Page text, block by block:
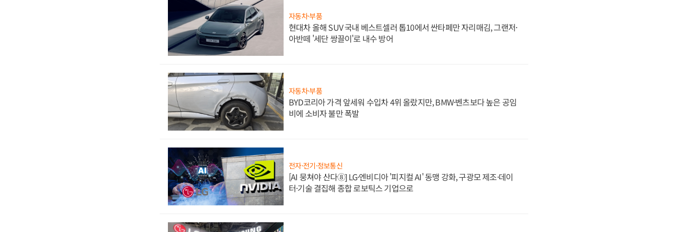
자동차·부품
현대차 올해 SUV 국내 베스트셀러 톱10에서 싼타페만 자리매김, 그랜저·
아반떼 '세단 쌍끌이'로 내수 방어
자동차·부품
BYD코리아 가격 앞세워 수입차 4위 올랐지만, BMW·벤츠보다 높은 공임
비에 소비자 불만 폭발
전자·전기·정보통신
[AI 뭉쳐야 산다⑧] LG·엔비디아 '피지컬 AI' 동맹 강화, 구광모 제조·데이
터·기술 결집해 종합 로보틱스 기업으로